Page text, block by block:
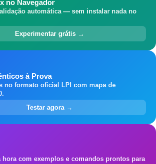
no Navegador
automática — sem instalar nada no
Experimentar grátis →
à Prova
no formato oficial LPI com mapa de
Testar agora →
hora com exemplos e comandos prontos para